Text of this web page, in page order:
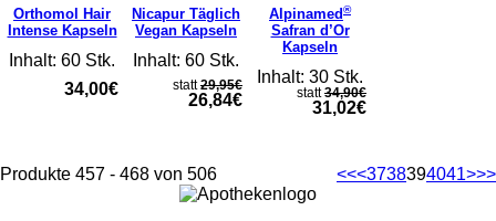
Orthomol Hair
Intense Kapseln
Inhalt: 60 Stk.
34,00€
Nicapur Täglich
Vegan Kapseln
Inhalt: 60 Stk.
statt29,95€
26,84€
Alpinamed®
Safran d’Or
Kapseln
Inhalt: 30 Stk.
statt34,90€
31,02€
<<<3738394041>>>
Produkte 457 - 468 von 506